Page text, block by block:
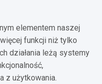
elementem naszej
funkcji niż tylko
działania leżą systemy
z użytkowania.